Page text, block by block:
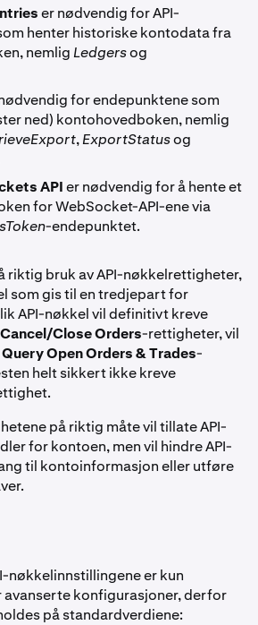
er nødvendig for API-
henter historiske kontodata fra
nemligLedgersog
for endepunktene som
ned) kontohovedboken, nemlig
,ExportStatusog
APIer nødvendig for å hente et
for WebSocket-API-ene via
-endepunktet.
riktig bruk av API-nøkkelrettigheter,
som gis til en tredjepart for
API-nøkkel vil definitivt kreve
Cancel/Close Orders-rettigheter, vil
Query Open Orders & Trades-
helt sikkert ikke kreve
på riktig måte vil tillate API-
for kontoen, men vil hindre API-
til kontoinformasjon eller utføre
nøkkelinnstillingene er kun
avanserte konfigurasjoner, derfor
på standardverdiene: